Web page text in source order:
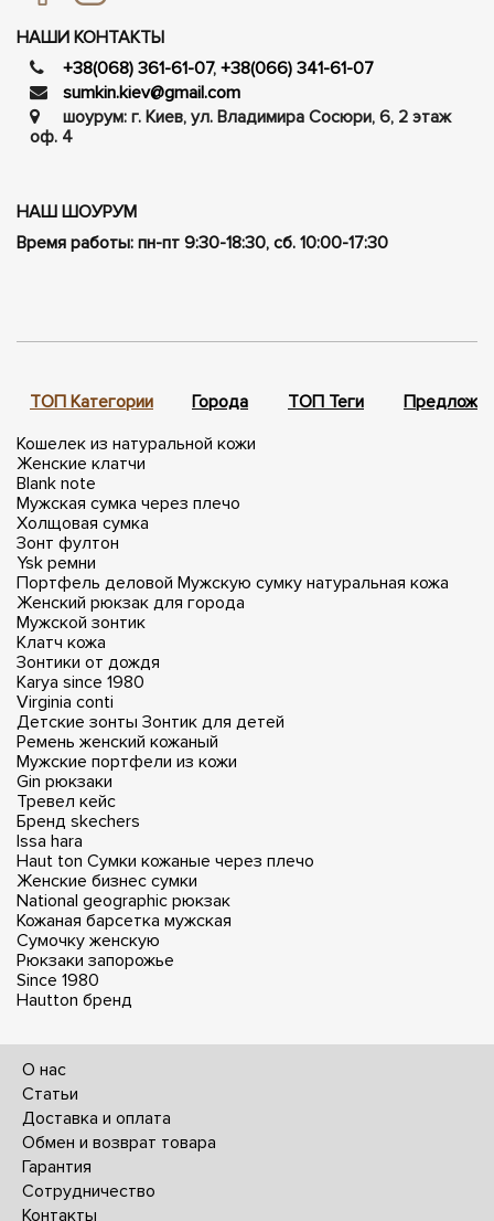
НАШИ КОНТАКТЫ
+38(068) 361-61-07, +38(066) 341-61-07
sumkin.kiev@gmail.com
шоурум: г. Киев, ул. Владимира Сосюри, ​​6, 2 этаж
оф. 4
НАШ ШОУРУМ
Время работы: пн-пт 9:30-18:30, сб. 10:00-17:30
ТОП Категории Города ТОП Теги
Кошелек из натуральной кожи
Женские клатчи
Blank note
Мужская сумка через плечо
Холщовая сумка
Зонт фултон
Ysk ремни
Портфель деловой Мужскую сумку натуральная кожа
Женский рюкзак для города
Мужской зонтик
Клатч кожа
Зонтики от дождя
Karya since 1980
Virginia conti
Детские зонты Зонтик для детей
Ремень женский кожаный
Мужские портфели из кожи
Gin рюкзаки
Тревел кейс
Бренд skechers
Issa hara
Haut ton Сумки кожаные через плечо
Женские бизнес сумки
National geographic рюкзак
Кожаная барсетка мужская
Сумочку женскую
Рюкзаки запорожье
Since 1980
Hautton бренд
О нас
Статьи
Доставка и оплата
Обмен и возврат товара
Гарантия
Сотрудничество
Контакты